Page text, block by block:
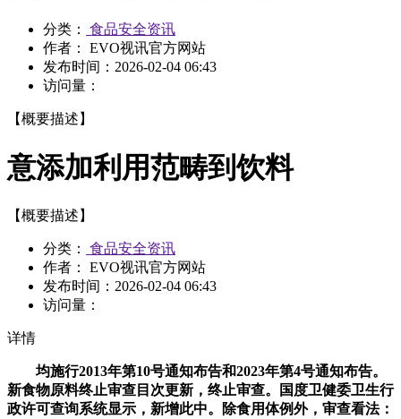
分类：
食品安全资讯
作者： EVO视讯官方网站
发布时间： 2026-02-04 06:43
访问量：
【概要描述】
意添加利用范畴到饮料
【概要描述】
分类：
食品安全资讯
作者： EVO视讯官方网站
发布时间： 2026-02-04 06:43
访问量：
详情
均施行2013年第10号通知布告和2023年第4号通知布告。
新食物原料终止审查目次更新，终止审查。国度卫健委卫生行
政许可查询系统显示，新增此中。除食用体例外，审查看法：